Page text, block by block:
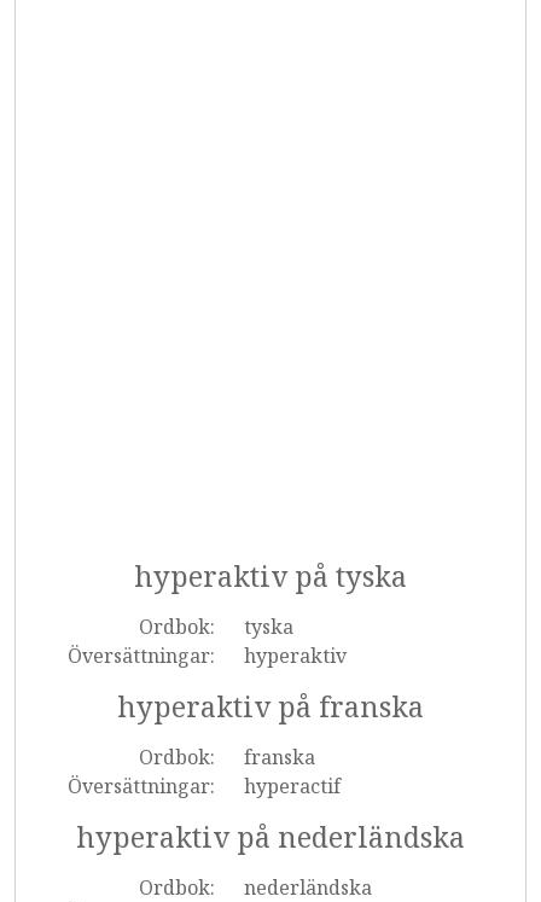
hyperaktiv på tyska
Ordbok:
tyska
Översättningar:
hyperaktiv
hyperaktiv på franska
Ordbok:
franska
Översättningar:
hyperactif
hyperaktiv på nederländska
Ordbok:
nederländska